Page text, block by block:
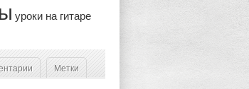
уроки на гитаре
Метки